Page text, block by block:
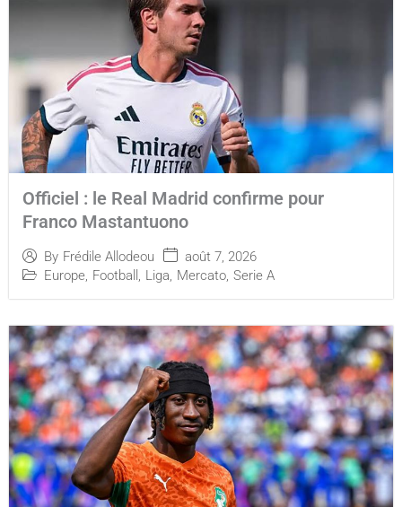
Officiel : le Real Madrid confirme pour
Franco Mastantuono
By Frédile Allodeou
août 7, 2026
Europe, Football , Liga, Mercato, Serie A